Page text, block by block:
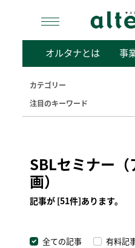
検
オルタナとは 事
カテゴリー
注目のキーワード
SBLセミナー
画）
記事が [51件]あります。
全ての記事 有料記